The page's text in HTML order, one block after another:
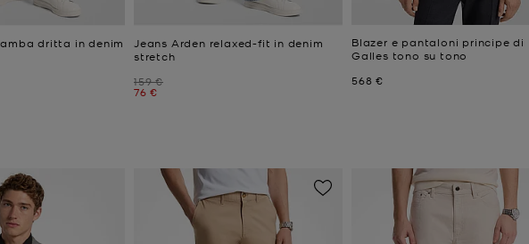
dritta in denim
Jeans Arden relaxed-fit in denim
stretch
Prezzo iniziale
159 €
Prezzo attuale
76 €
Blazer e pantaloni principe di
Galles tono su tono
Prezzo attuale
568 €